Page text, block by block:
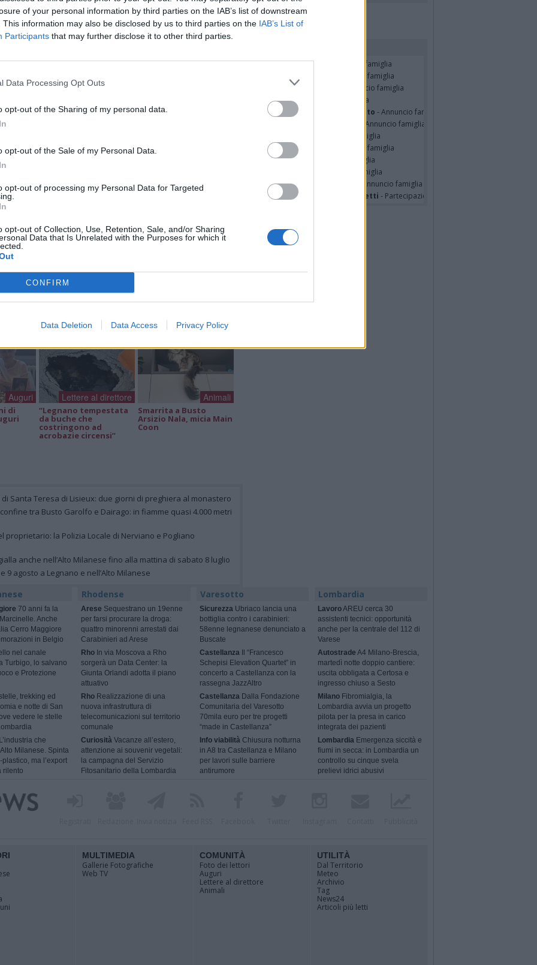
of your personal information by third parties on the IAB’s list of downstream
This information may also be disclosed by us to third parties on the IAB’s List of
Participants that may further disclose it to other third parties.
Data Processing Opt Outs
opt-out of the Sharing of my personal data.
opt-out of the Sale of my Personal Data.
opt-out of processing my Personal Data for Targeted
opt-out of Collection, Use, Retention, Sale, and/or Sharing
Data that Is Unrelated with the Purposes for which it
CONFIRM
Data Deletion Data Access Privacy Policy
non va in ferie: ogni
per te
propone un appuntamento diverso ogni sera, tra
laboratori creativi, sfide musicali e burraco
Auguri
di
Lettere al direttore
“Legnano tempestata
da buche che
costringono ad
acrobazie circensi”
Animali
Smarrita a Busto
Arsizio Nala, micia Main
Coon
Santa Teresa di Lisieux: due giorni di preghiera al monastero
tra Busto Garolfo e Dairago: in fiamme quasi 4.000 metri
proprietario: la Polizia Locale di Nerviano e Pogliano
anche nell’Alto Milanese fino alla mattina di sabato 8 luglio
9 agosto a Legnano e nell’Alto Milanese
Claudio Dal Medico
- Annuncio famiglia
- Annuncio famiglia
Nino Pasquale Assetti
- Annuncio famiglia
Mario Pacitti
- Annuncio famiglia
Alverina Martini ved. Cecconato - Annuncio famiglia
- Annuncio famiglia
- Annuncio famiglia
Alessando Colombo
- Annuncio famiglia
Giuseppe Fava
- Annuncio famiglia
- Annuncio famiglia
Ginette Pedotti ved. Urbini
- Annuncio famiglia
Gianfranco Schieroni Giacometti - Partecipazione
70 anni fa la
Anche
Cerro Maggiore
in Belgio
nel canale
Turbigo, lo salvano
e Protezione
trekking ed
e notte di San
vedere le stelle
che
Milanese. Spinta
ma l’export
rilento
Rhodense
Arese Sequestrano un 19enne
per farsi procurare la droga:
quattro minorenni arrestati dai
Carabinieri ad Arese
Rho In via Moscova a Rho
sorgerà un Data Center: la
Giunta Orlandi adotta il piano
attuativo
Rho Realizzazione di una
nuova infrastruttura di
telecomunicazioni sul territorio
comunale
Curiosità Vacanze all’estero,
attenzione ai souvenir vegetali:
la campagna del Servizio
Fitosanitario della Lombardia
Varesotto
SicurezzaUbriaco lancia una
bottiglia contro i carabinieri:
58enne legnanese denunciato a
Buscate
CastellanzaIl “Francesco
Schepisi Elevation Quartet” in
concerto a Castellanza con la
rassegna JazzAltro
CastellanzaDalla Fondazione
Comunitaria del Varesotto
70mila euro per tre progetti
“made in Castellanza”
Info viabilitàChiusura notturna
in A8 tra Castellanza e Milano
per lavori sulle barriere
antirumore
Lombardia
LavoroAREU cerca 30
assistenti tecnici: opportunità
anche per la centrale del 112 di
Varese
Autostrade A4 Milano-Brescia,
martedì notte doppio cantiere:
uscita obbligata a Certosa e
ingresso chiuso a Sesto
Milano Fibromialgia, la
Lombardia avvia un progetto
pilota per la presa in carico
integrata dei pazienti
Lombardia Emergenza siccità e
fiumi in secca: in Lombardia un
controllo su cinque svela
prelievi idrici abusivi
MULTIMEDIA
Gallerie Fotografiche
Web TV
COMUNITÀ
Foto dei lettori
Auguri
Lettere al direttore
Animali
UTILITÀ
Dal Territorio
Meteo
Archivio
Tag
News24
Articoli più letti